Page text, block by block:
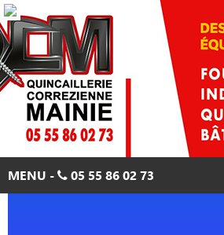
MENU - 05 55 86 02 73